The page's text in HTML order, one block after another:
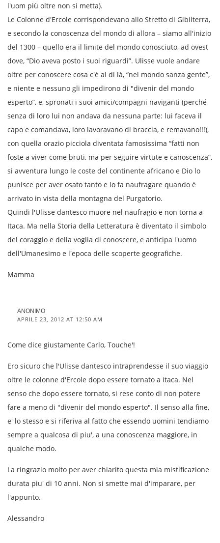
l'uom più oltre non si metta).
Le Colonne d'Ercole corrispondevano allo Stretto di Gibilterra,
e secondo la conoscenza del mondo di allora – siamo all'inizio
del 1300 – quello era il limite del mondo conosciuto, ad ovest
dove, “Dio aveva posto i suoi riguardi”. Ulisse vuole andare
oltre per conoscere cosa c'è al di là, “nel mondo sanza gente”,
e niente e nessuno gli impedirono di "divenir del mondo
esperto”, e, spronati i suoi amici/compagni naviganti (perché
senza di loro lui non andava da nessuna parte: lui faceva il
capo e comandava, loro lavoravano di braccia, e remavano!!!),
con quella orazio picciola diventata famosissima “fatti non
foste a viver come bruti, ma per seguire virtute e canoscenza”,
si avventura lungo le coste del continente africano e Dio lo
punisce per aver osato tanto e lo fa naufragare quando è
arrivato in vista della montagna del Purgatorio.
Quindi l'Ulisse dantesco muore nel naufragio e non torna a
Itaca. Ma nella Storia della Letteratura è diventato il simbolo
del coraggio e della voglia di conoscere, e anticipa l'uomo
dell'Umanesimo e l'epoca delle scoperte geografiche.
Mamma
ANONIMO
APRILE 23, 2012 AT 12:50 AM
Come dice giustamente Carlo, Touche'!
Ero sicuro che l'Ulisse dantesco intraprendesse il suo viaggio
oltre le colonne d'Ercole dopo essere tornato a Itaca. Nel
senso che dopo essere tornato, si rese conto di non potere
fare a meno di "divenir del mondo esperto". Il senso alla fine,
e' lo stesso e si riferiva al fatto che essendo uomini tendiamo
sempre a qualcosa di piu', a una conoscenza maggiore, in
qualche modo.
La ringrazio molto per aver chiarito questa mia mistificazione
durata piu' di 10 anni. Non si smette mai d'imparare, per
l'appunto.
Alessandro